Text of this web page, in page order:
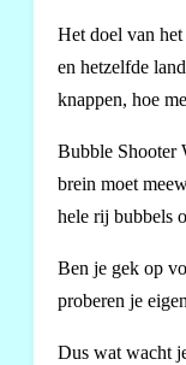
Het doel van
en hetzelfde
knappen, hoe
Bubble Shooter
brein moet
hele rij bubbels
Ben je gek op
proberen je
Dus wat wacht